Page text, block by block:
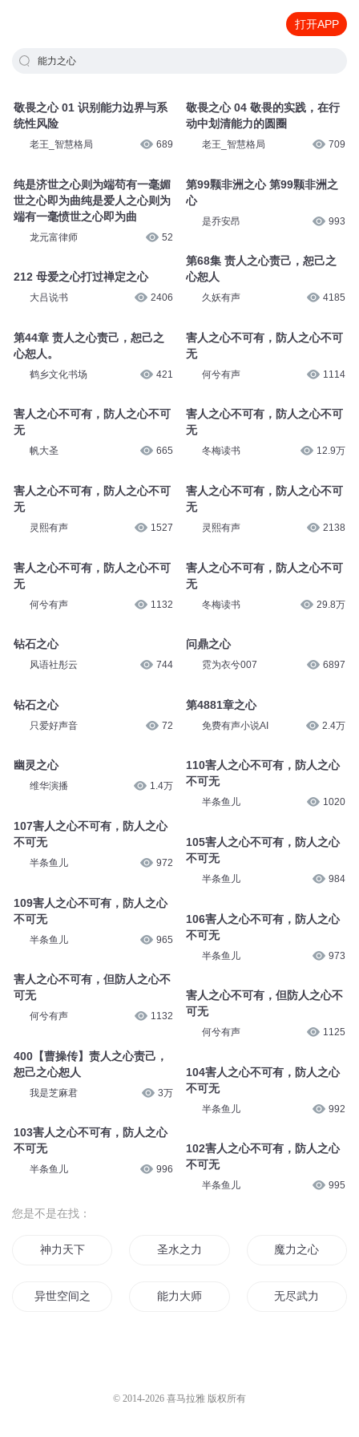
打开APP
能力之心
敬畏之心 01 识别能力边界与系
统性风险
老王_智慧格局 689
纯是济世之心则为端苟有一毫媚
世之心即为曲纯是爱人之心则为
端有一毫愤世之心即为曲
龙元富律师 52
212 母爱之心打过禅定之心
大吕说书 2406
第44章 责人之心责己，恕己之
心恕人。
鹤乡文化书场 421
害人之心不可有，防人之心不可
无
帆大圣 665
害人之心不可有，防人之心不可
无
灵熙有声 1527
害人之心不可有，防人之心不可
无
何兮有声 1132
钻石之心
风语社彤云 744
钻石之心
只爱好声音 72
幽灵之心
维华演播 1.4万
107害人之心不可有，防人之心
不可无
半条鱼儿 972
109害人之心不可有，防人之心
不可无
半条鱼儿 965
害人之心不可有，但防人之心不
可无
何兮有声 1132
400【曹操传】责人之心责己，
恕己之心恕人
我是芝麻君 3万
103害人之心不可有，防人之心
不可无
半条鱼儿 996
敬畏之心 04 敬畏的实践，在行
动中划清能力的圆圈
老王_智慧格局 709
第99颗非洲之心 第99颗非洲之
心
是乔安昂 993
第68集 责人之心责己，恕己之
心恕人
久妖有声 4185
害人之心不可有，防人之心不可
无
何兮有声 1114
害人之心不可有，防人之心不可
无
冬梅读书 12.9万
害人之心不可有，防人之心不可
无
灵熙有声 2138
害人之心不可有，防人之心不可
无
冬梅读书 29.8万
问鼎之心
霓为衣兮007 6897
第4881章之心
免费有声小说AI 2.4万
110害人之心不可有，防人之心
不可无
半条鱼儿 1020
105害人之心不可有，防人之心
不可无
半条鱼儿 984
106害人之心不可有，防人之心
不可无
半条鱼儿 973
害人之心不可有，但防人之心不
可无
何兮有声 1125
104害人之心不可有，防人之心
不可无
半条鱼儿 992
102害人之心不可有，防人之心
不可无
半条鱼儿 995
您是不是在找：
神力天下 圣水之力 魔力之心
异世空间之力 能力大师 无尽武力
© 2014-2026 喜马拉雅 版权所有